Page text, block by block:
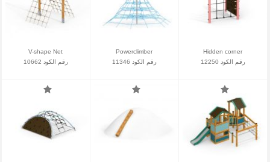
V-shape Net
رقم الكود 10662
Powerclimber
رقم الكود 11346
Hidden corner
رقم الكود 12250